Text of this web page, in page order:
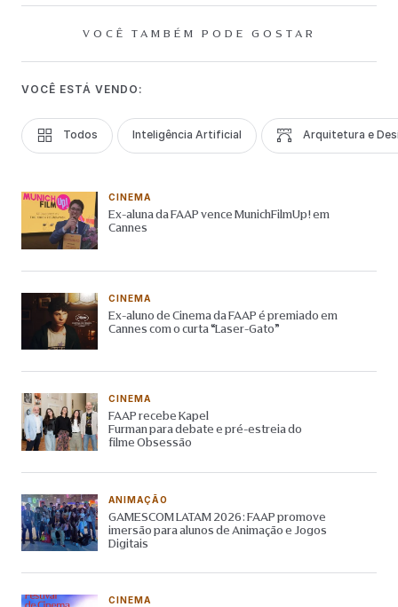
VOCÊ TAMBÉM PODE GOSTAR
VOCÊ ESTÁ VENDO:
Todos Inteligência Artificial Arquitetura e
CINEMA
Ex-aluna da FAAP vence MunichFilmUp! em
Cannes
CINEMA
Ex-aluno de Cinema da FAAP é premiado em
Cannes com o curta “Laser-Gato”
CINEMA
FAAP recebe Kapel
Furman para debate e pré-estreia do
filme Obsessão
ANIMAÇÃO
GAMESCOM LATAM 2026: FAAP promove
imersão para alunos de Animação e Jogos
Digitais
CINEMA